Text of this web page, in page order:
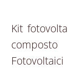
Kit